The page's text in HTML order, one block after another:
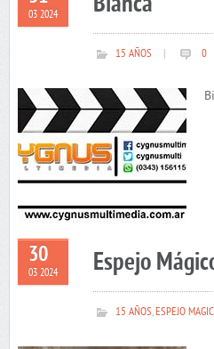
03 2024
15 AÑOS 0
30
03 2024 Espejo
15 AÑOS,ESPEJO